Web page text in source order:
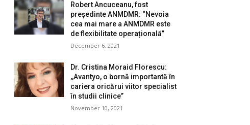
Robert Ancuceanu, fost
președinte ANMDMR: “Nevoia
cea mai mare a ANMDMR este
de flexibilitate operațională”
December 6, 2021
Dr. Cristina Moraid Florescu:
,,Avantyo, o bornă importantă în
cariera oricărui viitor specialist
în studii clinice”
November 10, 2021